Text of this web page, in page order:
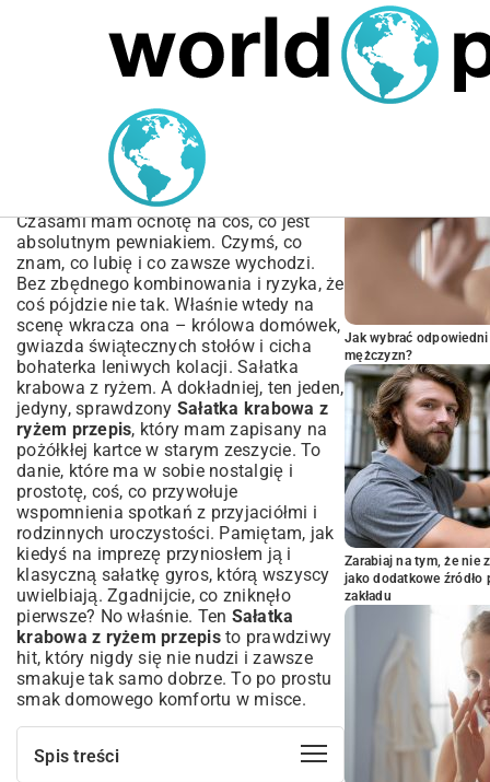
MARIUSZ ŁAMAGA 05.10.2025
Sałatka krabowa z ryżem
przepis – Prosty i Szybki
Czasami mam ochotę na coś, co jest
absolutnym pewniakiem. Czymś, co
znam, co lubię i co zawsze wychodzi.
Bez zbędnego kombinowania i ryzyka, że
coś pójdzie nie tak. Właśnie wtedy na
scenę wkracza ona – królowa domówek,
gwiazda świątecznych stołów i cicha
bohaterka leniwych kolacji. Sałatka
krabowa z ryżem. A dokładniej, ten jeden,
jedyny, sprawdzony Sałatka krabowa z
ryżem przepis, który mam zapisany na
pożółkłej kartce w starym zeszycie. To
danie, które ma w sobie nostalgię i
prostotę, coś, co przywołuje
wspomnienia spotkań z przyjaciółmi i
rodzinnych uroczystości. Pamiętam, jak
kiedyś na imprezę przyniosłem ją i
klasyczną sałatkę gyros, którą wszyscy
uwielbiają. Zgadnijcie, co zniknęło
pierwsze? No właśnie. Ten Sałatka
krabowa z ryżem przepisto prawdziwy
hit, który nigdy się nie nudzi i zawsze
smakuje tak samo dobrze. To po prostu
smak domowego komfortu w misce.
Spis treści
Jak wybrać
mężczyzn?
Zarabiaj na tym, że nie
jako dodatkowe
zakładu